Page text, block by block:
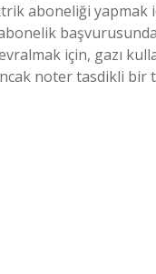
aboneliği
için, gazı
noter tasdikli